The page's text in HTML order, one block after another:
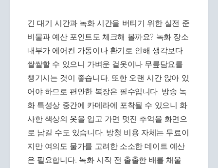
긴 대기 시간과 녹화 시간을 버티기 위한 실전 준
비물과 예산 포인트도 체크해 볼까요? 녹화 장소
내부가 에어컨 가동이나 환기로 인해 생각보다
쌀쌀할 수 있으니 가벼운 겉옷이나 무릎담요를
챙기시는 것이 좋습니다. 또한 오랜 시간 앉아 있
어야 하므로 편안한 복장은 필수입니다. 방송 녹
화 특성상 중간에 카메라에 포착될 수 있으니 화
사한 색상의 옷을 입고 가면 멋진 추억을 화면으
로 남길 수도 있습니다. 방청 비용 자체는 무료이
지만 여의도 물가를 고려한 소소한 데이트 예산
은 필요합니다. 녹화 시작 전 출출한 배를 채울